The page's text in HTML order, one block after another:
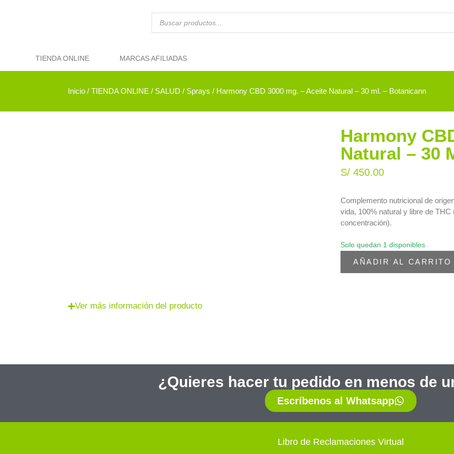
TIENDA ONLINE MARCAS AFILIADAS
Inicio /TIENDA ONLINE / SALUD / Sprays / Harmony CBD 3000 mg. – Aceite Natural – 30 ml. – Botanicann
Harmony
Natural – 30
S/ 450.00
Complemento nutricional de
vida, 100% natural y libre de
concentración).
Solo quedan 1 disponibles
AÑADIR AL CARRITO
Ver más información del producto
¿Quieres hacer tu pedido en menos de
Escríbenos al Whatsapp
Libro de Reclamaciones Virtual